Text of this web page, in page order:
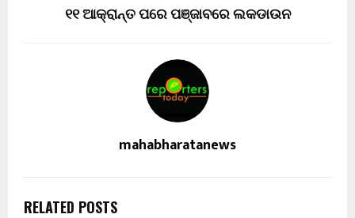
୧୧ ଆକ୍ରାନ୍ତ ପରେ ପଞ୍ଜାବରେ ଲକଡାଉନ
mahabharatanews
RELATED POSTS